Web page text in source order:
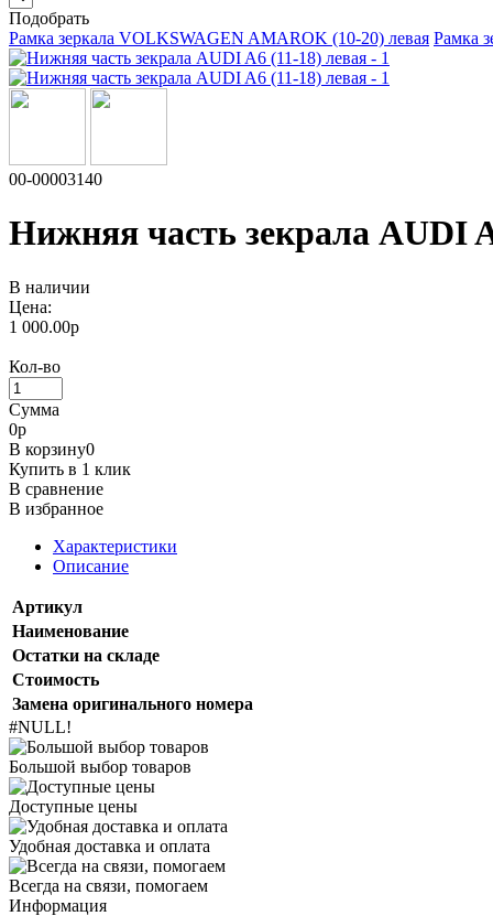
Подобрать
Рамка зеркала VOLKSWAGEN AMAROK (10-20) левая Рамка
00-00003140
Нижняя часть зекрала AUDI
В наличии
Цена:
1 000.00р
Кол-во
Сумма
0р
В корзину0
Купить в 1 клик
В сравнение
В избранное
Характеристики
Описание
Артикул
Наименование
Остатки на складе
Стоимость
Замена оригинального номера
#NULL!
Большой выбор товаров
Доступные цены
Удобная доставка и оплата
Всегда на связи, помогаем
Информация